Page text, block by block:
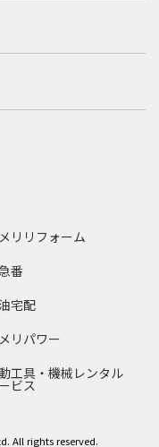
リリフォーム
番
宅配
リパワー
工具・機械レンタル
ビス
All rights reserved.